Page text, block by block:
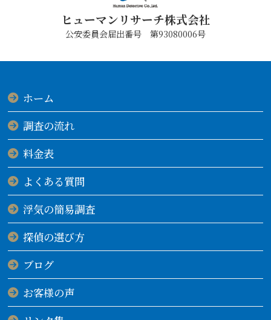
ヒューマンリサーチ株式会社
公安委員会届出番号 第93080006号
ホーム
調査の流れ
料金表
よくある質問
浮気の簡易調査
探偵の選び方
ブログ
お客様の声